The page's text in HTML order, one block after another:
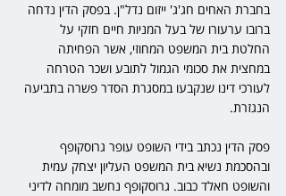
בחברת האחים חג'ג' ייזום נדל"ן. בפסק הדין נדחה
ברובו ערעורו של בעל המניות חיים חזקי על
החלטת בית המשפט המחוזי, אשר הפחיתה
במחצית את סכומי הגמול לתובע ושכר הטרחה
לעורכי דינו שנקבעו במסגרת הסדר פשרה בתביעה
הנגזרת.
פסק הדין נכתב בידי השופט עופר גרוסקופף
ובהסכמת נשיא בית המשפט העליון יצחק עמית
והשופט חאלד כבוב. גרוסקופף נחשב מומחה לדיני